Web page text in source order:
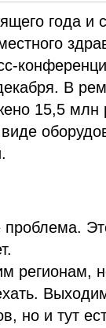
года и
В
15,5
регионам,
но и тут